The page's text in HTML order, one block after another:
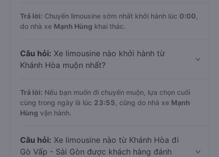
Trả lời: Chuyến limousine sớm nhất khởi hành lúc 0:00
do nhà xe Mạnh Hùng khai thác.
Câu hỏi: Xe limousine nào khởi hành từ
Khánh Hòa muộn nhất?
Trả lời: Nếu bạn muốn đi chuyến muộn, lựa chọn cuối
cùng trong ngày là lúc 23:55 , cũng do nhà xe Mạnh
Hùng vận hành.
Câu hỏi: Xe limousine nào từ Khánh Hòa đi
Gò Vấp - Sài Gòn được khách hàng đánh